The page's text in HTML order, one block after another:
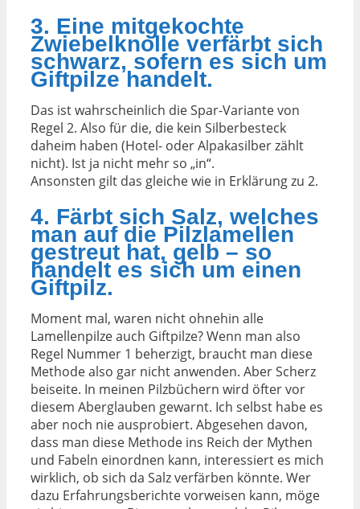
3. Eine mitgekochte
Zwiebelknolle verfärbt sich
schwarz, sofern es sich um
Giftpilze handelt.
Das ist wahrscheinlich die Spar-Variante von
Regel 2. Also für die, die kein Silberbesteck
daheim haben (Hotel- oder Alpakasilber zählt
nicht). Ist ja nicht mehr so „in“.
Ansonsten gilt das gleiche wie in Erklärung zu 2.
4. Färbt sich Salz, welches
man auf die Pilzlamellen
gestreut hat, gelb – so
handelt es sich um einen
Giftpilz.
Moment mal, waren nicht ohnehin alle
Lamellenpilze auch Giftpilze? Wenn man also
Regel Nummer 1 beherzigt, braucht man diese
Methode also gar nicht anwenden. Aber Scherz
beiseite. In meinen Pilzbüchern wird öfter vor
diesem Aberglauben gewarnt. Ich selbst habe es
aber noch nie ausprobiert. Abgesehen davon,
dass man diese Methode ins Reich der Mythen
und Fabeln einordnen kann, interessiert es mich
wirklich, ob sich da Salz verfärben könnte. Wer
dazu Erfahrungsberichte vorweisen kann, möge